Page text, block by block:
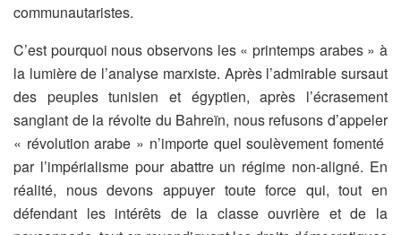
communautaristes.
C’est pourquoi nous observons les « printemps arabes » à
la lumière de l’analyse marxiste. Après l’admirable sursaut
des peuples tunisien et égyptien, après l’écrasement
sanglant de la révolte du Bahreïn, nous refusons d’appeler
« révolution arabe » n’importe quel soulèvement fomenté
par l’impérialisme pour abattre un régime non-aligné. En
réalité, nous devons appuyer toute force qui, tout en
défendant les intérêts de la classe ouvrière et de la